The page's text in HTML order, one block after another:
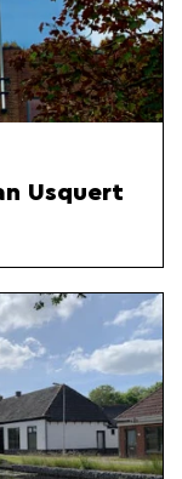
Usquert